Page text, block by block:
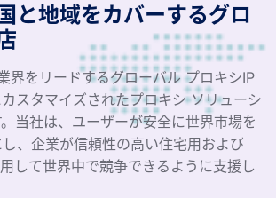
と地域をカバーするグロ
界をリードするグローバル プロキシIP
スタマイズされたプロキシ ソリューシ
当社は、ユーザーが安全に世界市場を
、企業が信頼性の高い住宅用および
して世界中で競争できるように支援し